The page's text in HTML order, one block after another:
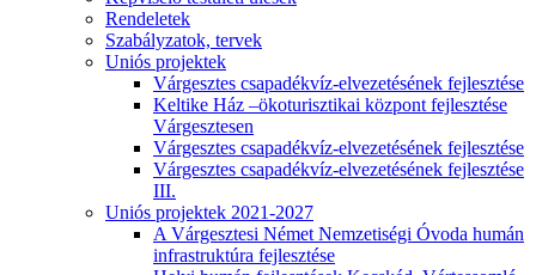
Rendeletek
Szabályzatok, tervek
Uniós projektek
Várgesztes csapadékvíz-elvezetésének fejlesztése
Keltike Ház –ökoturisztikai központ fejlesztése
Várgesztesen
Várgesztes csapadékvíz-elvezetésének fejlesztése
Várgesztes csapadékvíz-elvezetésének fejlesztése
III.
Uniós projektek 2021-2027
A Várgesztesi Német Nemzetiségi Óvoda humán
infrastruktúra fejlesztése